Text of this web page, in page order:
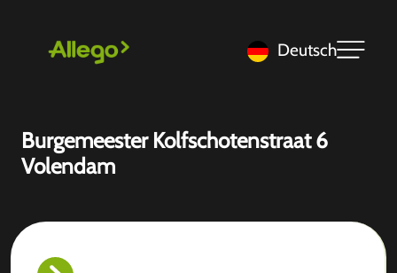
Deutsch
Burgemeester Kolfschotenstraat 6
Volendam